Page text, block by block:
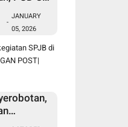
Sesuai
-
JANUARY
05, 2026
SPJB di
POST|